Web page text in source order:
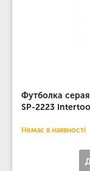
Футболка
SP-2223
Немає в наявності